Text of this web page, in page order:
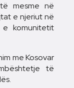
mesme në
e njeriut në
komunitetit
me Kosovar
të